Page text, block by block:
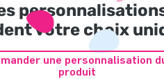
votre choix
une personnalisation
produit